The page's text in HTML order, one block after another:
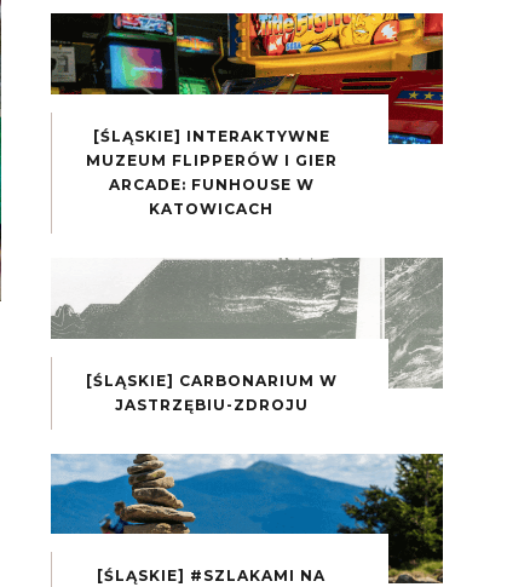
[ŚLĄSKIE] INTERAKTYWNE
MUZEUM FLIPPERÓW I GIER
ARCADE: FUNHOUSE W
KATOWICACH
[ŚLĄSKIE] CARBONARIUM W
JASTRZĘBIU-ZDROJU
[ŚLĄSKIE] #SZLAKAMI NA